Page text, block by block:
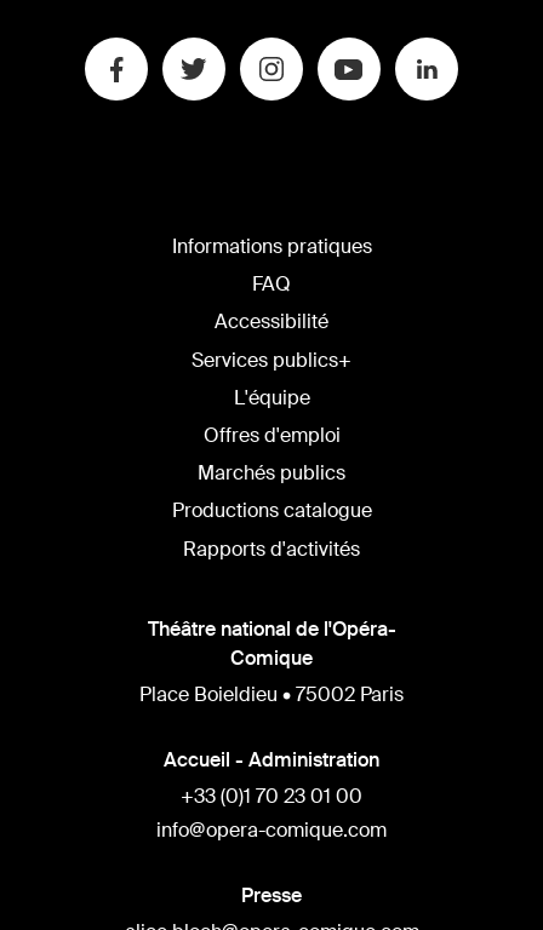
Informations pratiques
FAQ
Accessibilité
Services publics+
L'équipe
Offres d'emploi
Marchés publics
Productions catalogue
Rapports d'activités
Théâtre national de l'Opéra-
Comique
Place Boieldieu • 75002 Paris
Accueil - Administration
+33 (0)1 70 23 01 00
info@opera-comique.com
Presse